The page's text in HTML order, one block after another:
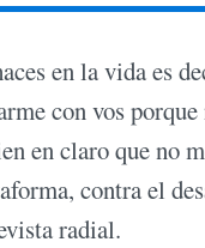
en la vida es
con vos
en claro que no
contra el
radial.